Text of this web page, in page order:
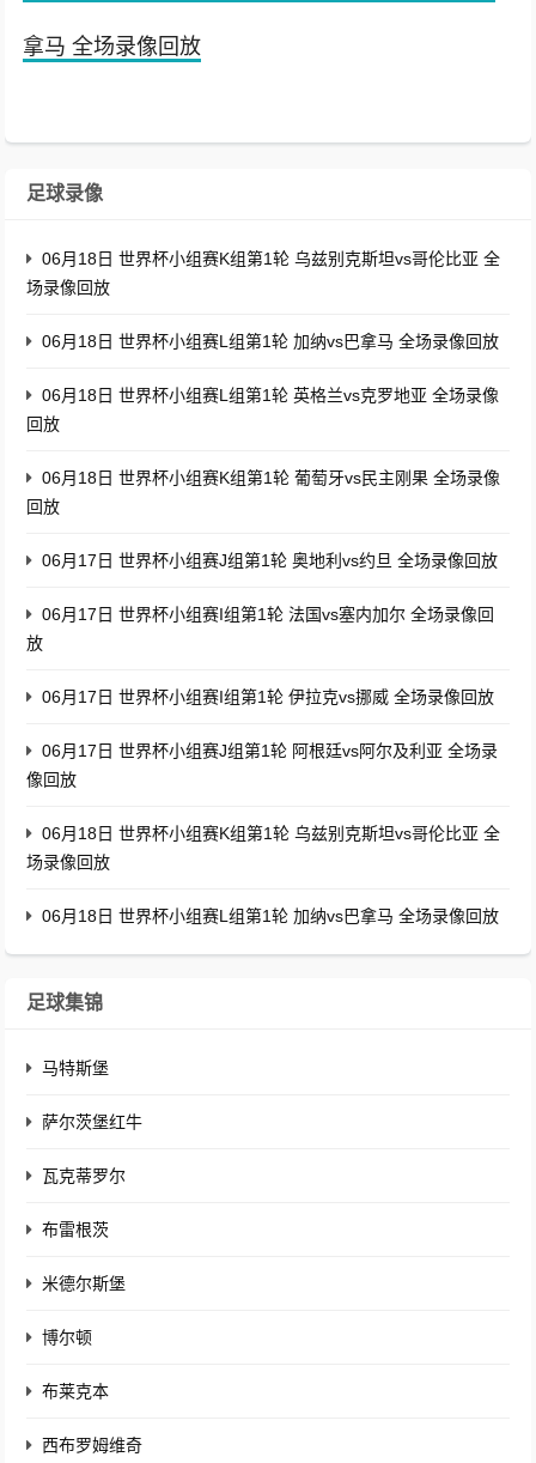
拿马 全场录像回放
足球录像
06月18日 世界杯小组赛K组第1轮 乌兹别克斯坦vs哥伦比亚 全
场录像回放
06月18日 世界杯小组赛L组第1轮 加纳vs巴拿马 全场录像回放
06月18日 世界杯小组赛L组第1轮 英格兰vs克罗地亚 全场录像
回放
06月18日 世界杯小组赛K组第1轮 葡萄牙vs民主刚果 全场录像
回放
06月17日 世界杯小组赛J组第1轮 奥地利vs约旦 全场录像回放
06月17日 世界杯小组赛I组第1轮 法国vs塞内加尔 全场录像回
放
06月17日 世界杯小组赛I组第1轮 伊拉克vs挪威 全场录像回放
06月17日 世界杯小组赛J组第1轮 阿根廷vs阿尔及利亚 全场录
像回放
06月18日 世界杯小组赛K组第1轮 乌兹别克斯坦vs哥伦比亚 全
场录像回放
06月18日 世界杯小组赛L组第1轮 加纳vs巴拿马 全场录像回放
足球集锦
马特斯堡
萨尔茨堡红牛
瓦克蒂罗尔
布雷根茨
米德尔斯堡
博尔顿
布莱克本
西布罗姆维奇